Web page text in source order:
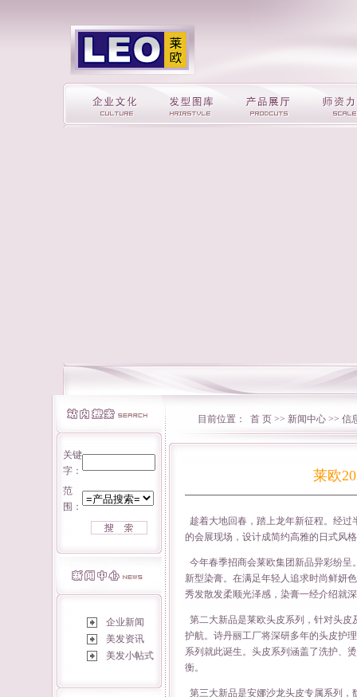
关键
字：
范
围：
企业新闻
美发资讯
美发小帖式
目前位置： 首 页 >> 新闻中心 >> 信
莱欧
趁着大地回春，踏上龙年新征程。经
的会展现场，设计成简约高雅的日式风
今年春季招商会莱欧集团新品异彩纷
新型染膏。在满足年轻人追求时尚鲜妍
秀发散发柔顺光泽感，染膏一经介绍就
第二大新品是莱欧头皮系列，针对头
护航。诗丹丽工厂将深研多年的头皮护
系列就此诞生。头皮系列涵盖了洗护、
衡。
第三大新品是安娜沙龙头皮专属系列